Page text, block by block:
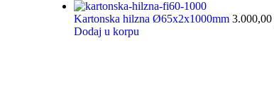
Kartonska hilzna Ø65x2x1000mm 3.000,00
Dodaj u korpu